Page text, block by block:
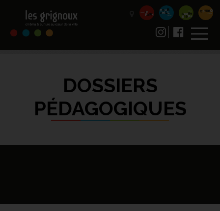
DOSSIERS
PÉDAGOGIQUES